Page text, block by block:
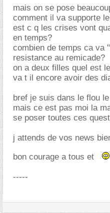
mais on se pose
comment il va supporte
est c q les crises vont
en temps?
combien de temps ca va
resistance au remicade?
on a deux filles quel est
va t il encore avoir des
bref je suis dans le flou
mais ce est pas moi la
se poser toutes ces
j attends de vos news
bon courage a tous et
-----